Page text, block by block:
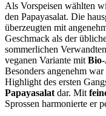
Als Vorspeisen wählten
den Papayasalat. Die
überzeugten mit
Geschmack als der
sommerlichen
veganen Variante mit
Besonders angenehm
Highlight des ersten
Papayasalat dar. Mit
Sprossen harmonierte er